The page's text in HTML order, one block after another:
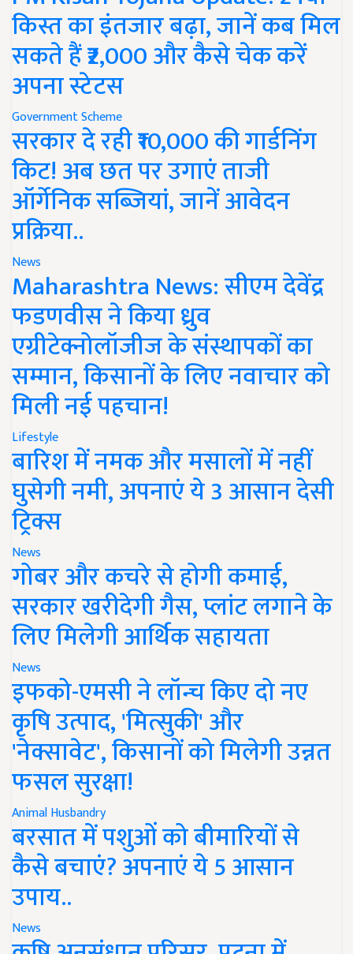
किस्त का इंतजार बढ़ा, जानें कब मिल
सकते हैं ₹2,000 और कैसे चेक करें
अपना स्टेटस
Government Scheme
सरकार दे रही ₹10,000 की गार्डनिंग
किट! अब छत पर उगाएं ताजी
ऑर्गेनिक सब्जियां, जानें आवेदन
प्रक्रिया..
News
Maharashtra News: सीएम देवेंद्र
फडणवीस ने किया ध्रुव
एग्रीटेक्नोलॉजीज के संस्थापकों का
सम्मान, किसानों के लिए नवाचार को
मिली नई पहचान!
Lifestyle
बारिश में नमक और मसालों में नहीं
घुसेगी नमी, अपनाएं ये 3 आसान देसी
ट्रिक्स
News
गोबर और कचरे से होगी कमाई,
सरकार खरीदेगी गैस, प्लांट लगाने के
लिए मिलेगी आर्थिक सहायता
News
इफको-एमसी ने लॉन्च किए दो नए
कृषि उत्पाद, 'मित्सुकी' और
'नेक्सावेट', किसानों को मिलेगी उन्नत
फसल सुरक्षा!
Animal Husbandry
बरसात में पशुओं को बीमारियों से
कैसे बचाएं? अपनाएं ये 5 आसान
उपाय..
News